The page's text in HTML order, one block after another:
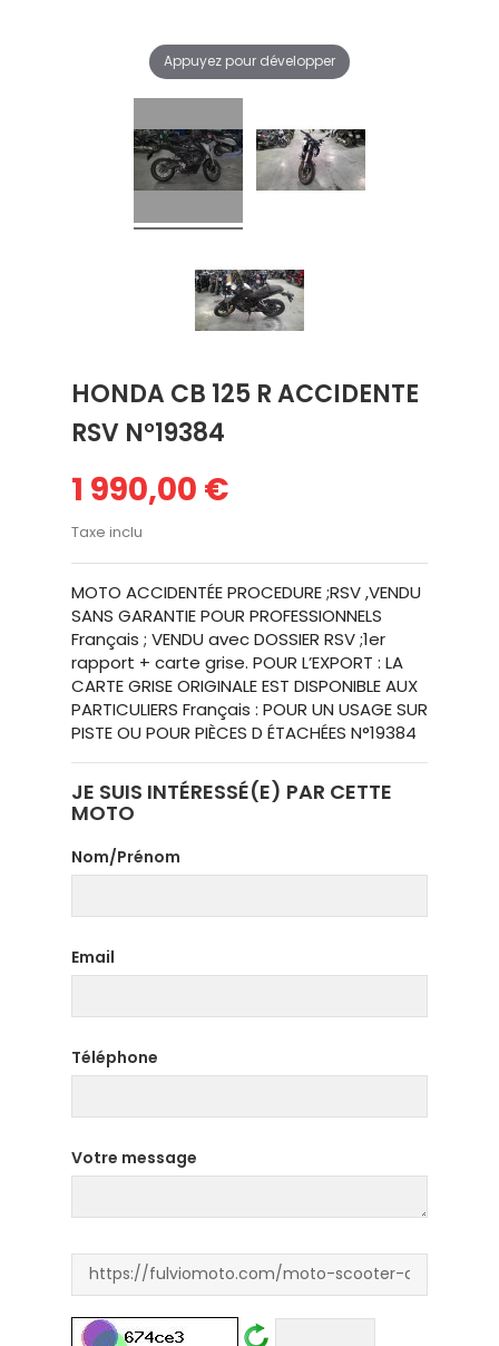
Appuyez pour développer
HONDA CB 125 R ACCIDENTE
RSV N°19384
1 990,00 €
Taxe inclu
MOTO ACCIDENTÉE PROCEDURE ;RSV ,VENDU
SANS GARANTIE POUR PROFESSIONNELS
Français ; VENDU avec DOSSIER RSV ;1er
rapport + carte grise. POUR L’EXPORT : LA
CARTE GRISE ORIGINALE EST DISPONIBLE AUX
PARTICULIERS Français : POUR UN USAGE SUR
PISTE OU POUR PIÈCES D ÉTACHÉES N°19384
JE SUIS INTÉRESSÉ(E) PAR CETTE
MOTO
Nom/Prénom
Email
Téléphone
Votre message